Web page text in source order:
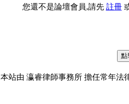
您還不是論壇會員,請先 註冊
本站由 瀛睿律師事務所 擔任常年法